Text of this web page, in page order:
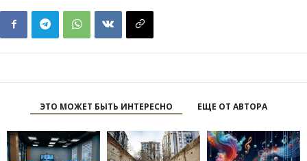
ЭТО МОЖЕТ БЫТЬ ИНТЕРЕСНО ЕЩЕ ОТ АВТОРА